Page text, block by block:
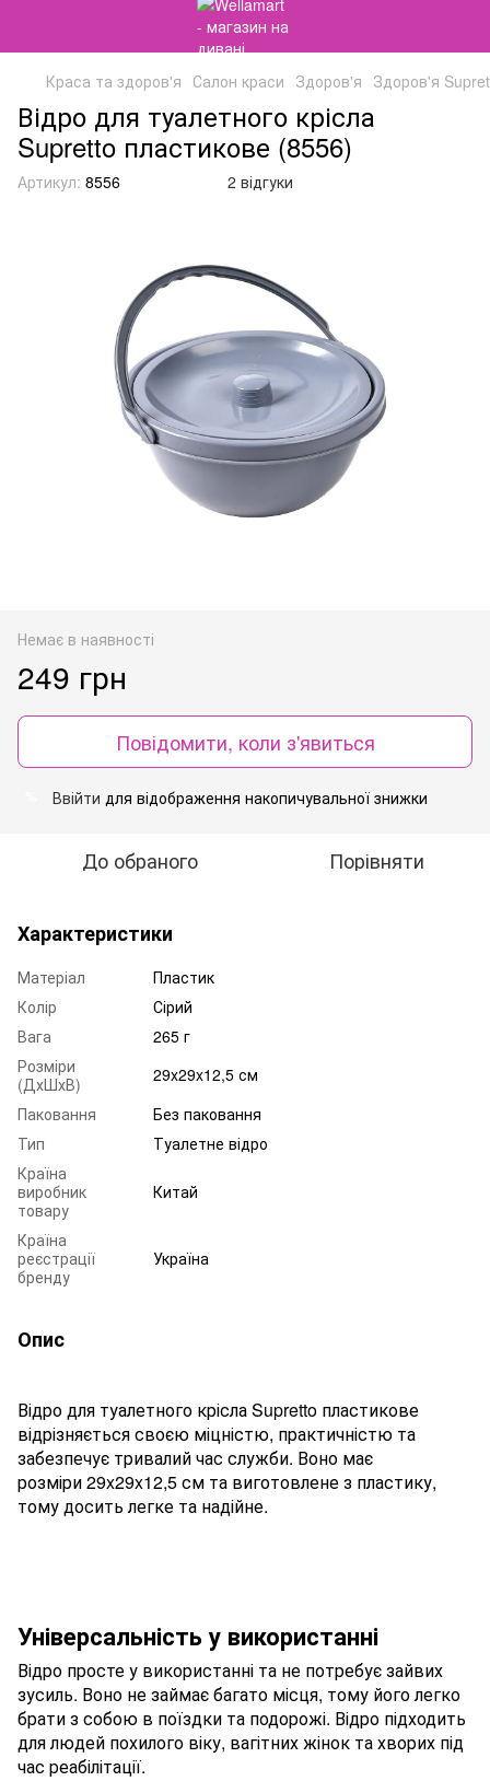
Краса та здоров'я Салон краси Здоров'я Здоров'я
Відро для туалетного крісла
Supretto пластикове (8556)
Артикул: 8556 2 відгуки
Немає в наявності
249 грн
Повідомити, коли з'явиться
Ввійти для відображення накопичувальної знижки
До обраного Порівняти
Характеристики
Матеріал
Пластик
Колір
Сірий
Вага
265 г
Розміри
(ДхШхВ)
29x29x12,5 см
Паковання
Без паковання
Тип
Туалетне відро
Країна
виробник
товару
Китай
Країна
реєстрації
бренду
Україна
Опис
Відро для туалетного крісла Supretto пластикове
відрізняється своєю міцністю, практичністю та
забезпечує тривалий час служби. Воно має
розміри 29x29x12,5 см та виготовлене з пластику,
тому досить легке та надійне.
Універсальність у використанні
Відро просте у використанні та не потребує зайвих
зусиль. Воно не займає багато місця, тому його легко
брати з собою в поїздки та подорожі. Відро підходить
для людей похилого віку, вагітних жінок та хворих під
час реабілітації.